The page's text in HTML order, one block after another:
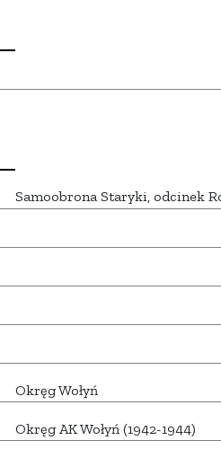
Samoobrona Staryki, odcinek
Okręg Wołyń
Okręg AK Wołyń (1942-1944)